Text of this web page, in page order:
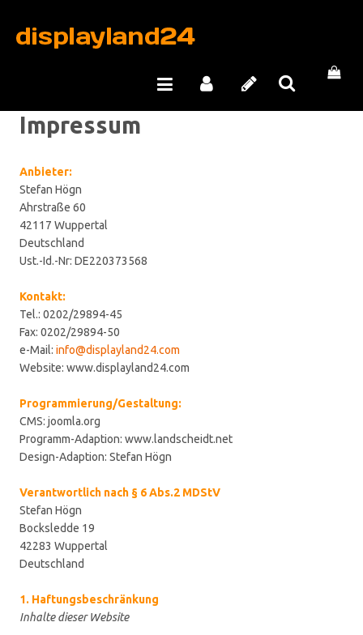
Impressum
Anbieter:
Stefan Högn
Ahrstraße 60
42117 Wuppertal
Deutschland
Ust.-Id.-Nr: DE220373568
Kontakt:
Tel.: 0202/29894-45
Fax: 0202/29894-50
e-Mail: info@displayland24.com
Website: www.displayland24.com
Programmierung/Gestaltung:
CMS: joomla.org
Programm-Adaption: www.landscheidt.net
Design-Adaption: Stefan Högn
Verantwortlich nach § 6 Abs.2 MDStV
Stefan Högn
Bocksledde 19
42283 Wuppertal
Deutschland
1. Haftungsbeschränkung
Inhalte dieser Website